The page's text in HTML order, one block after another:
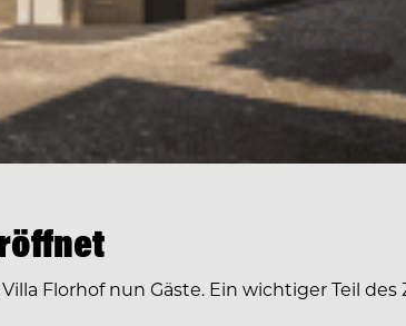
Florhof nun Gäste. Ein wichtiger Teil